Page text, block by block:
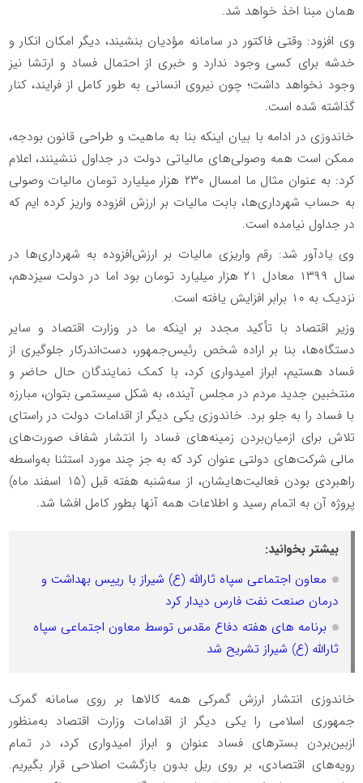
همان مبنا اخذ خواهد شد.
وی افزود: وقتی فاکتور در سامانه مؤدیان بنشیند، دیگر امکان انکار و
خدشه برای کسی وجود ندارد و خبری از احتمال فساد و ارتشا نیز
وجود نخواهد داشت؛ چون نیروی انسانی به طور کامل از فرایند، کنار
گذاشته شده است.
خاندوزی در ادامه با بیان اینکه بنا به ماهیت و طراحی قانون بودجه،
ممکن است همه وصولی‌های مالیاتی دولت در جداول ننشینند، اعلام
کرد: به‌ عنوان‌ مثال ما امسال ۲۳۰ هزار میلیارد تومان مالیات وصولی
به حساب شهرداری‌ها، بابت مالیات بر ارزش افزوده واریز کرده ایم که
در جداول نیامده است.
وی یادآور شد: رقم واریزی مالیات بر ارزش‌افزوده به شهرداری‌ها در
سال ۱۳۹۹ معادل ۲۱ هزار میلیارد تومان بود اما در دولت سیزدهم،
نزدیک به ۱۰ برابر افزایش یافته است.
وزیر اقتصاد با تأکید مجدد بر اینکه ما در وزارت اقتصاد و سایر
دستگاه‌ها، بنا بر اراده شخص رئیس‌جمهور، دست‌اندرکار جلوگیری از
فساد هستیم، ابراز امیدواری کرد، با کمک نمایندگان حال حاضر و
منتخبین جدید مردم در مجلس آینده، به شکل سیستمی بتوان، مبارزه
با فساد را به جلو برد. خاندوزی یکی دیگر از اقدامات دولت در راستای
تلاش برای ازمیان‌بردن زمینه‌های فساد را انتشار شفاف صورت‌های
مالی شرکت‌های دولتی عنوان کرد که به جز چند مورد استثنا به‌واسطه
راهبردی بودن فعالیت‌هایشان، از سه‌شنبه هفته قبل (۱۵ اسفند ماه)
پروژه آن به اتمام رسید و اطلاعات همه آنها بطور کامل افشا شد.
بیشتر بخوانید:
معاون اجتماعی سپاه ثارالله (ع) شیراز با رییس بهداشت و
درمان صنعت نفت فارس دیدار کرد
برنامه های هفته دفاع مقدس توسط معاون اجتماعی سپاه
ثارالله (ع) شیراز تشریح شد
خاندوزی انتشار ارزش گمرکی همه کالاها بر روی سامانه گمرک
جمهوری اسلامی را یکی دیگر از اقدامات وزارت اقتصاد به‌منظور
ازبین‌بردن بسترهای فساد عنوان و ابراز امیدواری کرد، در تمام‌
رویه‌های اقتصادی، بر روی ریل بدون بازگشت اصلاحی قرار بگیریم.